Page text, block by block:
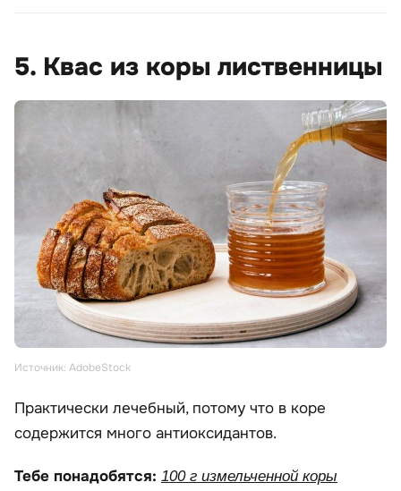
5. Квас из коры лиственницы
Источник: AdobeStock
Практически лечебный, потому что в коре
содержится много антиоксидантов.
Тебе понадобятся: 100 г измельченной коры